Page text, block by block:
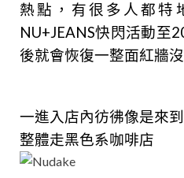
熱點，有很多人都特
NU+JEANS快閃活動至
後就會恢復一整面紅牆
一進入店內彷彿像是來
整體走黑色系咖啡店